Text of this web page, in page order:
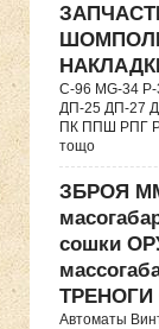
C-96 MG-34
ДП-25 ДП-27
ПК ППШ РПГ
тощо
ЗБРОЯ
сошки
Автоматы